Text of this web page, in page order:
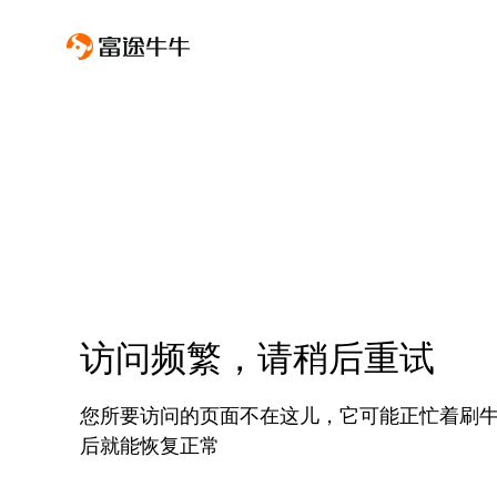
访问频繁，请稍后重试
您所要访问的页面不在这儿，它可能正忙着刷
后就能恢复正常